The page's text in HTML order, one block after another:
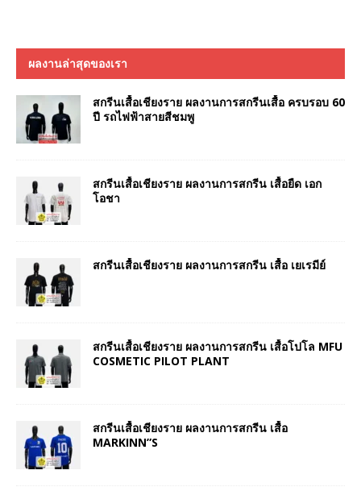
ผลงานล่าสุดของเรา
สกรีนเสื้อเชียงราย ผลงานการสกรีนเสื้อ ครบรอบ 60
ปี รถไฟฟ้าสายสีชมพู
สกรีนเสื้อเชียงราย ผลงานการสกรีน เสื้อยืด เอก
โอชา
สกรีนเสื้อเชียงราย ผลงานการสกรีน เสื้อ เยเรมีย์
สกรีนเสื้อเชียงราย ผลงานการสกรีน เสื้อโปโล MFU
COSMETIC PILOT PLANT
สกรีนเสื้อเชียงราย ผลงานการสกรีน เสื้อ
MARKINN”S